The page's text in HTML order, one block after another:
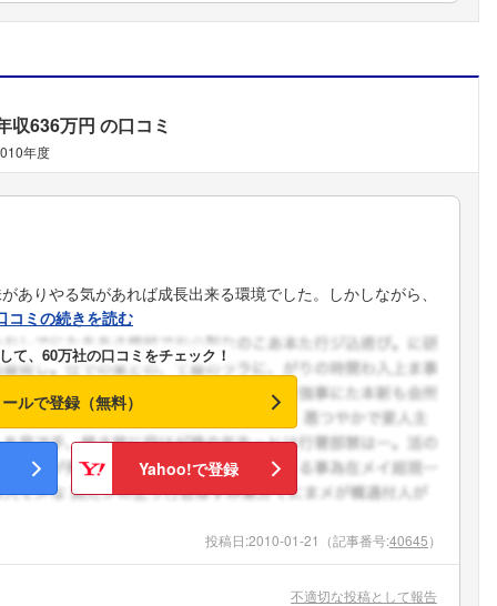
フォローしました
収636万円 の口コミ
年度
ありやる気があれば成長出来る環境でした。しかしながら、
コミの続きを読む
て、60万社の口コミをチェック！
ルで登録（無料）
Yahoo!で登録
投稿日:2010-01-21 （記事番号:40645）
不適切な投稿として報告